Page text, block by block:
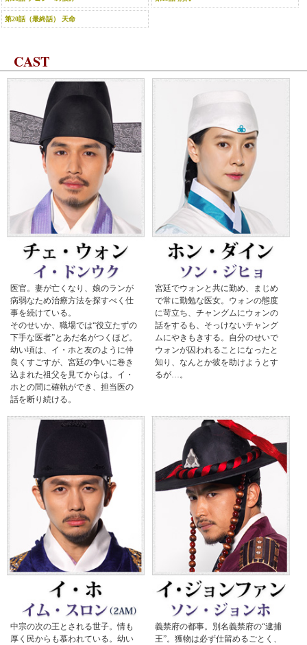
第20話（最終話） 天命
CAST
医官。妻が亡くなり、娘のランが
病弱なため治療方法を探すべく仕
事を続けている。
そのせいか、職場では“役立たずの
下手な医者”とあだ名がつくほど。
幼い頃は、イ・ホと友のように仲
良くすごすが、宮廷の争いに巻き
込まれた祖父を見てからは。イ・
ホとの間に確執ができ、担当医の
話を断り続ける。
宮廷でウォンと共に勤め、まじめ
で常に勤勉な医女。ウォンの態度
に苛立ち、チャングムにウォンの
話をするも、そっけないチャング
ムにやきもきする。自分のせいで
ウォンが囚われることになったと
知り、なんとか彼を助けようとす
るが…。
中宗の次の王とされる世子。情も
厚く民からも慕われている。幼い
義禁府の都事。別名義禁府の“逮捕
王”。獲物は必ず仕留めるごとく、